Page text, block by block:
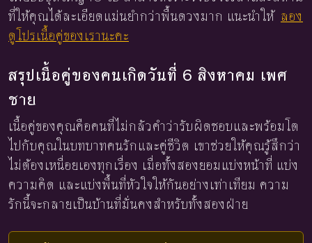
ที่ให้คุณได้ละเอียดแม่นยำกว่าพื้นดวงมาก แนะนำให้ ลอง
ดูโปรเนื้อคู่ของเรานะคะ
สรุปเนื้อคู่ของคนเกิดวันที่ 6 สิงหาคม เพศ
ชาย
เนื้อคู่ของคุณคือคนที่ไม่กลัวคำว่ารับผิดชอบและพร้อมโต
ไปกับคุณในบทบาทคนรักและคู่ชีวิต เขาช่วยให้คุณรู้สึกว่า
ไม่ต้องเหนื่อยเองทุกเรื่อง เมื่อทั้งสองยอมแบ่งหน้าที่ แบ่ง
ความคิด และแบ่งพื้นที่หัวใจให้กันอย่างเท่าเทียม ความ
รักนี้จะกลายเป็นบ้านที่มั่นคงสำหรับทั้งสองฝ่าย